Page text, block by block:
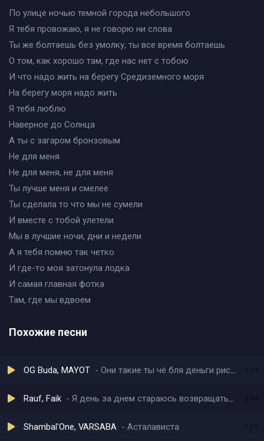
По улице ночью темной города небольшого
Я тебя провожаю, я не говорю ни слова
Ты же болтаешь без умолку, ты все время болтаешь
О том, как хорошо там, где нас нет с тобою
И что надо жить на берегу Средиземного моря
На берегу моря надо жить
Я тебя люблю
Наверное до Солнца
А ты с загаром бронзовым
Не для меня
Не для меня, не для меня
Ты лучше меня и смелее
Ты сделала то что мы не сумели
И вместе с тобой улетели
Мы в лучшие ночи, дни и недели
А я тебя помню так четко
И где-то моя затонула лодка
И самая главная фотка
Там, где мы вдвоем
Похожие песни
OG Buda, MAYOT Они такие ты чё бля деньги рисуешь 2:24
Rauf, Faik Я день за днем стараюсь возвращаться где любил
Shambal'One, VARSABA Асталависта 3:03